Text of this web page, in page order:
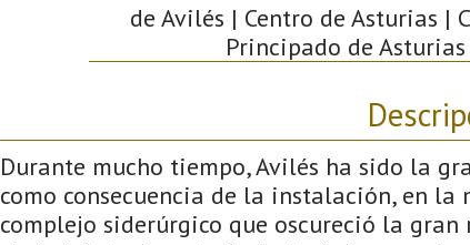
de Avilés | Centro de Asturias |
Principado de
Durante mucho tiempo, Avilés ha sido la
como consecuencia de la instalación, en
complejo siderúrgico que oscureció la